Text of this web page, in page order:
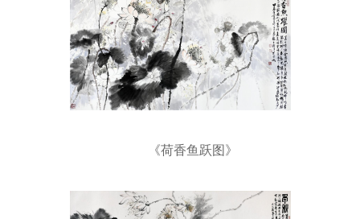
《荷香鱼跃图》